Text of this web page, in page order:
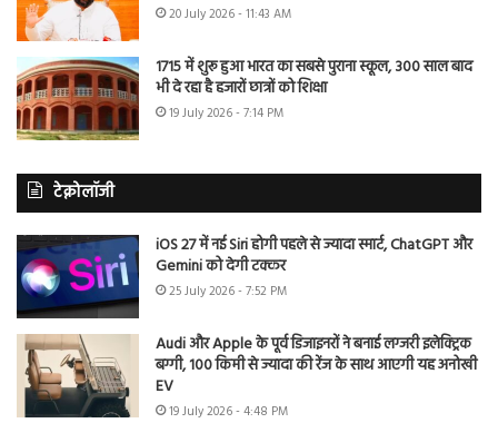
20 July 2026 - 11:43 AM
1715 में शुरू हुआ भारत का सबसे पुराना स्कूल, 300 साल बाद
भी दे रहा है हजारों छात्रों को शिक्षा
19 July 2026 - 7:14 PM
टेक्नोलॉजी
iOS 27 में नई Siri होगी पहले से ज्यादा स्मार्ट, ChatGPT और
Gemini को देगी टक्कर
25 July 2026 - 7:52 PM
Audi और Apple के पूर्व डिजाइनरों ने बनाई लग्जरी इलेक्ट्रिक
बग्गी, 100 किमी से ज्यादा की रेंज के साथ आएगी यह अनोखी
EV
19 July 2026 - 4:48 PM